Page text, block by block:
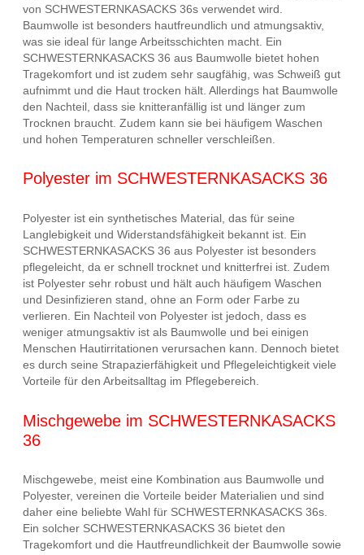
von SCHWESTERNKASACKS 36s verwendet wird.
Baumwolle ist besonders hautfreundlich und atmungsaktiv,
was sie ideal für lange Arbeitsschichten macht. Ein
SCHWESTERNKASACKS 36 aus Baumwolle bietet hohen
Tragekomfort und ist zudem sehr saugfähig, was Schweiß gut
aufnimmt und die Haut trocken hält. Allerdings hat Baumwolle
den Nachteil, dass sie knitteranfällig ist und länger zum
Trocknen braucht. Zudem kann sie bei häufigem Waschen
und hohen Temperaturen schneller verschleißen.
Polyester im SCHWESTERNKASACKS 36
Polyester ist ein synthetisches Material, das für seine
Langlebigkeit und Widerstandsfähigkeit bekannt ist. Ein
SCHWESTERNKASACKS 36 aus Polyester ist besonders
pflegeleicht, da er schnell trocknet und knitterfrei ist. Zudem
ist Polyester sehr robust und hält auch häufigem Waschen
und Desinfizieren stand, ohne an Form oder Farbe zu
verlieren. Ein Nachteil von Polyester ist jedoch, dass es
weniger atmungsaktiv ist als Baumwolle und bei einigen
Menschen Hautirritationen verursachen kann. Dennoch bietet
es durch seine Strapazierfähigkeit und Pflegeleichtigkeit viele
Vorteile für den Arbeitsalltag im Pflegebereich.
Mischgewebe im SCHWESTERNKASACKS
36
Mischgewebe, meist eine Kombination aus Baumwolle und
Polyester, vereinen die Vorteile beider Materialien und sind
daher eine beliebte Wahl für SCHWESTERNKASACKS 36s.
Ein solcher SCHWESTERNKASACKS 36 bietet den
Tragekomfort und die Hautfreundlichkeit der Baumwolle sowie